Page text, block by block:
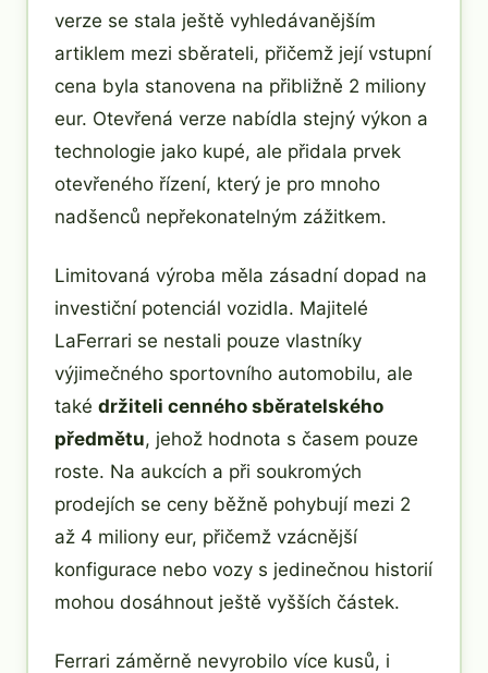
verze se stala ještě vyhledávanějším
artiklem mezi sběrateli, přičemž její vstupní
cena byla stanovena na přibližně 2 miliony
eur. Otevřená verze nabídla stejný výkon a
technologie jako kupé, ale přidala prvek
otevřeného řízení, který je pro mnoho
nadšenců nepřekonatelným zážitkem.
Limitovaná výroba měla zásadní dopad na
investiční potenciál vozidla. Majitelé
LaFerrari se nestali pouze vlastníky
výjimečného sportovního automobilu, ale
také držiteli cenného sběratelského
předmětu, jehož hodnota s časem pouze
roste. Na aukcích a při soukromých
prodejích se ceny běžně pohybují mezi 2
až 4 miliony eur, přičemž vzácnější
konfigurace nebo vozy s jedinečnou historií
mohou dosáhnout ještě vyšších částek.
Ferrari záměrně nevyrobilo více kusů, i